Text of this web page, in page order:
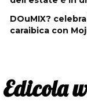
DOuMIX?
caraibica con
Edicola